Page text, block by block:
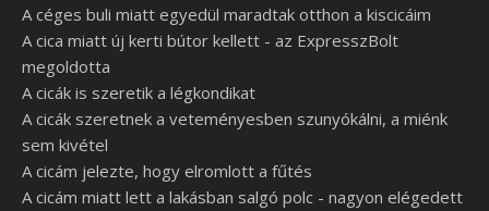
A céges buli miatt egyedül maradtak otthon a kiscicáim
A cica miatt új kerti bútor kellett - az ExpresszBolt
megoldotta
A cicák is szeretik a légkondikat
A cicák szeretnek a veteményesben szunyókálni, a miénk
sem kivétel
A cicám jelezte, hogy elromlott a fűtés
A cicám miatt lett a lakásban salgó polc - nagyon elégedett